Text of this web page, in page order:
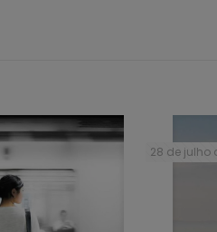
28 de julho